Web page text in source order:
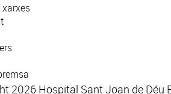
xarxes
2026 Hospital Sant Joan de Déu